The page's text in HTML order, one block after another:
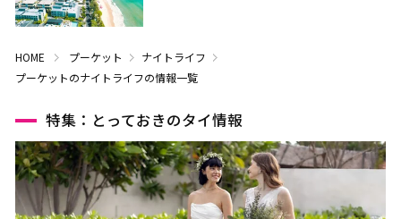
HOME プーケット
ナイトライフ
プーケットのナイトライフの情報一覧
特集：とっておきのタイ情報